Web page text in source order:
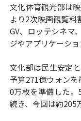
文化体育観光部は
より2次映画観覧料
GV、ロッテシネマ
ジやアプリケーシ
文化部は民生安定
予算271億ウォン
0万枚を準備した
続き、今回は約205